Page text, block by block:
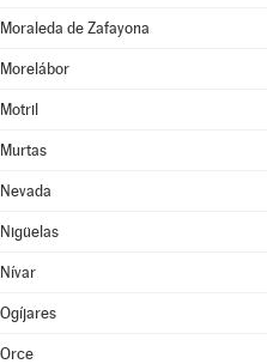
Moraleda de Zafayona
Morelábor
Motril
Murtas
Nevada
Nigüelas
Nívar
Ogíjares
Orce